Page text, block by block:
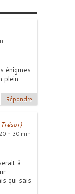
énigmes
plein
Répondre
h 30 min
à
qui sais